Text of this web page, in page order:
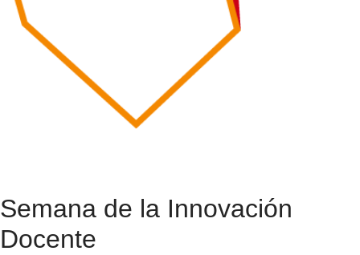
Semana de la Innovación
Docente